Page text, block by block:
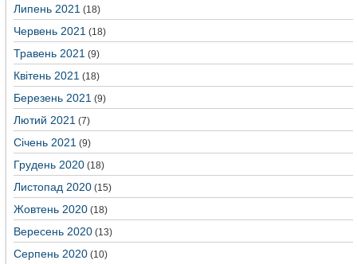
Липень 2021 (18)
Червень 2021 (18)
Травень 2021 (9)
Квітень 2021 (18)
Березень 2021 (9)
Лютий 2021 (7)
Січень 2021 (9)
Грудень 2020 (18)
Листопад 2020 (15)
Жовтень 2020 (18)
Вересень 2020 (13)
Серпень 2020 (10)